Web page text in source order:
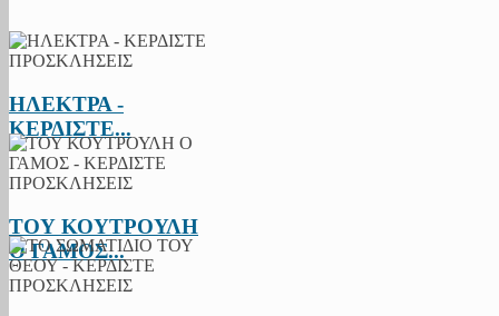
ΗΛΕΚΤΡΑ -
ΚΕΡΔΙΣΤΕ...
ΤΟΥ ΚΟΥΤΡΟΥΛΗ
Ο ΓΑΜΟΣ...